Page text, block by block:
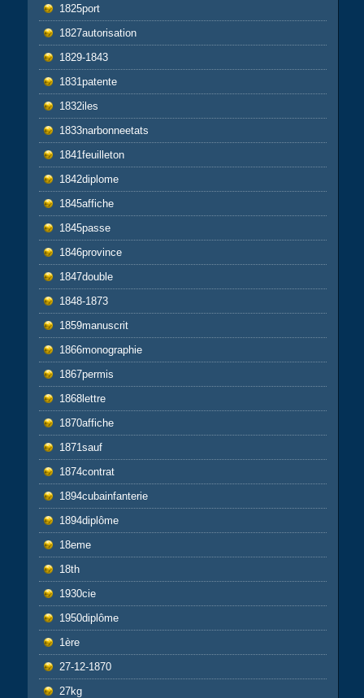
1825port
1827autorisation
1829-1843
1831patente
1832iles
1833narbonneetats
1841feuilleton
1842diplome
1845affiche
1845passe
1846province
1847double
1848-1873
1859manuscrit
1866monographie
1867permis
1868lettre
1870affiche
1871sauf
1874contrat
1894cubainfanterie
1894diplôme
18eme
18th
1930cie
1950diplôme
1ère
27-12-1870
27kg